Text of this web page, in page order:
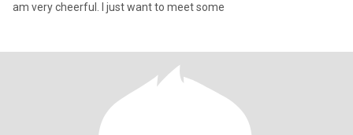
am very cheerful. I just want to meet some